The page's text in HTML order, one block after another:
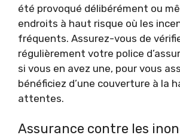
été provoqué délibérément ou
endroits à haut risque où les
fréquents. Assurez-vous de
régulièrement votre police
si vous en avez une, pour vous
bénéficiez d’une couverture à la
attentes.
Assurance contre les